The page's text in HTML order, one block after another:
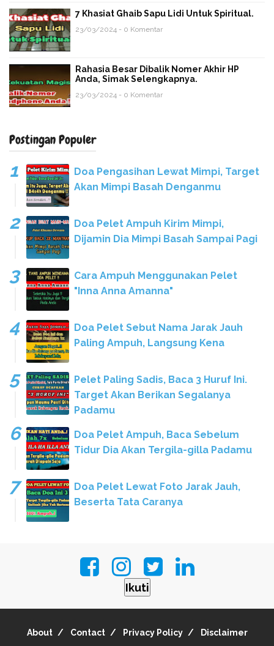
7 Khasiat Ghaib Sapu Lidi Untuk Spiritual.
23/03/2024 - 0 Komentar
Rahasia Besar Dibalik Nomer Akhir HP
Anda, Simak Selengkapnya.
23/03/2024 - 0 Komentar
Postingan Populer
Doa Pengasihan Lewat Mimpi, Target
Akan Mimpi Basah Denganmu
Doa Pelet Ampuh Kirim Mimpi,
Dijamin Dia Mimpi Basah Sampai Pagi
Cara Ampuh Menggunakan Pelet
"Inna Anna Amanna"
Doa Pelet Sebut Nama Jarak Jauh
Paling Ampuh, Langsung Kena
Pelet Paling Sadis, Baca 3 Huruf Ini.
Target Akan Berikan Segalanya
Padamu
Doa Pelet Ampuh, Baca Sebelum
Tidur Dia Akan Tergila-gilla Padamu
Doa Pelet Lewat Foto Jarak Jauh,
Beserta Tata Caranya
Ikuti
About Contact Privacy Policy Disclaimer